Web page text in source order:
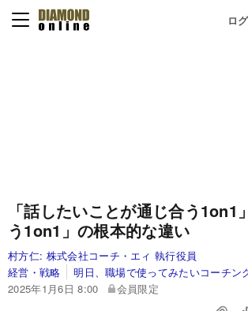
ロ
「話したいことが通じ合う1on1
う1on1」の根本的な違い
村方仁: 株式会社コーチ・エィ 執行役員
経営・戦略
明日、職場で使ってみたいコーチン
2025年1月6日 8:00
会員限定